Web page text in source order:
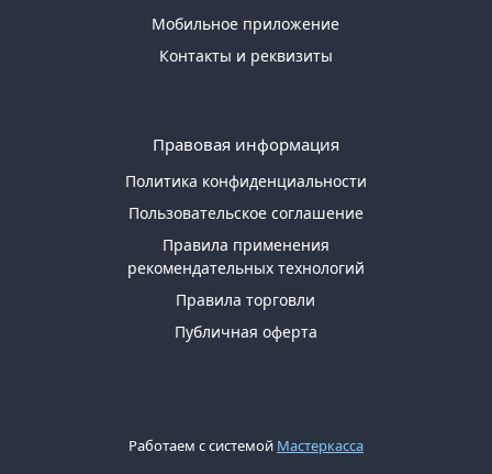
Мобильное приложение
Контакты и реквизиты
Правовая информация
Политика конфиденциальности
Пользовательское соглашение
Правила применения
рекомендательных технологий
Правила торговли
Публичная оферта
Работаем с системой Мастеркасса